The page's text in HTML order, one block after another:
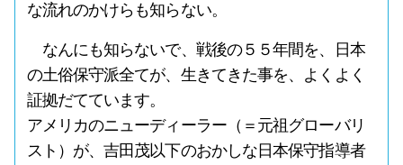
な流れのかけらも知らない。
なんにも知らないで、戦後の５５年間を、日本
の土俗保守派全てが、生きてきた事を、よくよく
証拠だてています。
アメリカのニューディーラー（＝元祖グローバリ
スト）が、吉田茂以下のおかしな日本保守指導者